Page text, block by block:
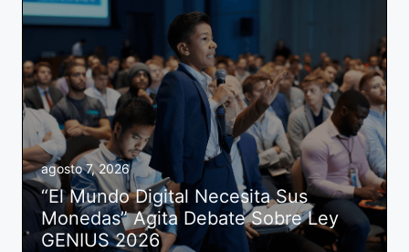
agosto 7, 2026
“El Mundo Digital Necesita Sus
Monedas” Agita Debate Sobre Ley
GENIUS 2026